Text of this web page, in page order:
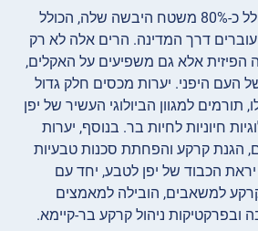
השטח ההררי של יפן כולל כ-80% משטח היבשה שלה, הכולל
דרך המדינה. הרים אלה לא רק
הפיזית אלא גם משפיעים על האקלים,
העם היפני. יערות מכסים חלק גדול
תורמים למגוון הביולוגי העשיר של יפן
חיוניות לחיות בר. בנוסף, יערות
הגנת קרקע והפחתת סכנות טבעיות
יראת הכבוד של יפן לטבע, יחד עם
למשאבים, הובילה למאמצים
ובפרקטיקות ניהול קרקע בר-קיימא.